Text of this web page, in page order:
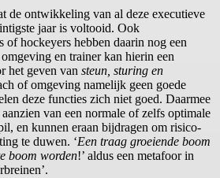
de ontwikkeling van al deze executieve
jaar is voltooid. Ook
of hockeyers hebben daarin nog een
en trainer kan hierin een
het geven van steun, sturing en
of omgeving namelijk geen goede
deze functies zich niet goed. Daarmee
van een normale of zelfs optimale
en kunnen eraan bijdragen om risico-
te duwen. ‘Een traag groeiende boom
boom worden!’ aldus een metafoor in